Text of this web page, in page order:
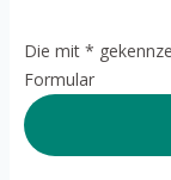
Die mit *
Formular